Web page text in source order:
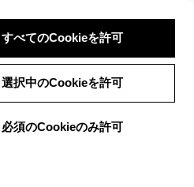
すべてのCookieを許可
選択中のCookieを許可
必須のCookieのみ許可
ログイン 検索 メニュー
ご購入相談